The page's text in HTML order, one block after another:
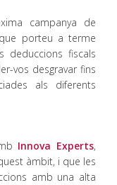
campanya de
porteu a terme
deduccions fiscals
vos desgravar fins
als diferents
Innova Experts,
àmbit, i que les
amb una alta